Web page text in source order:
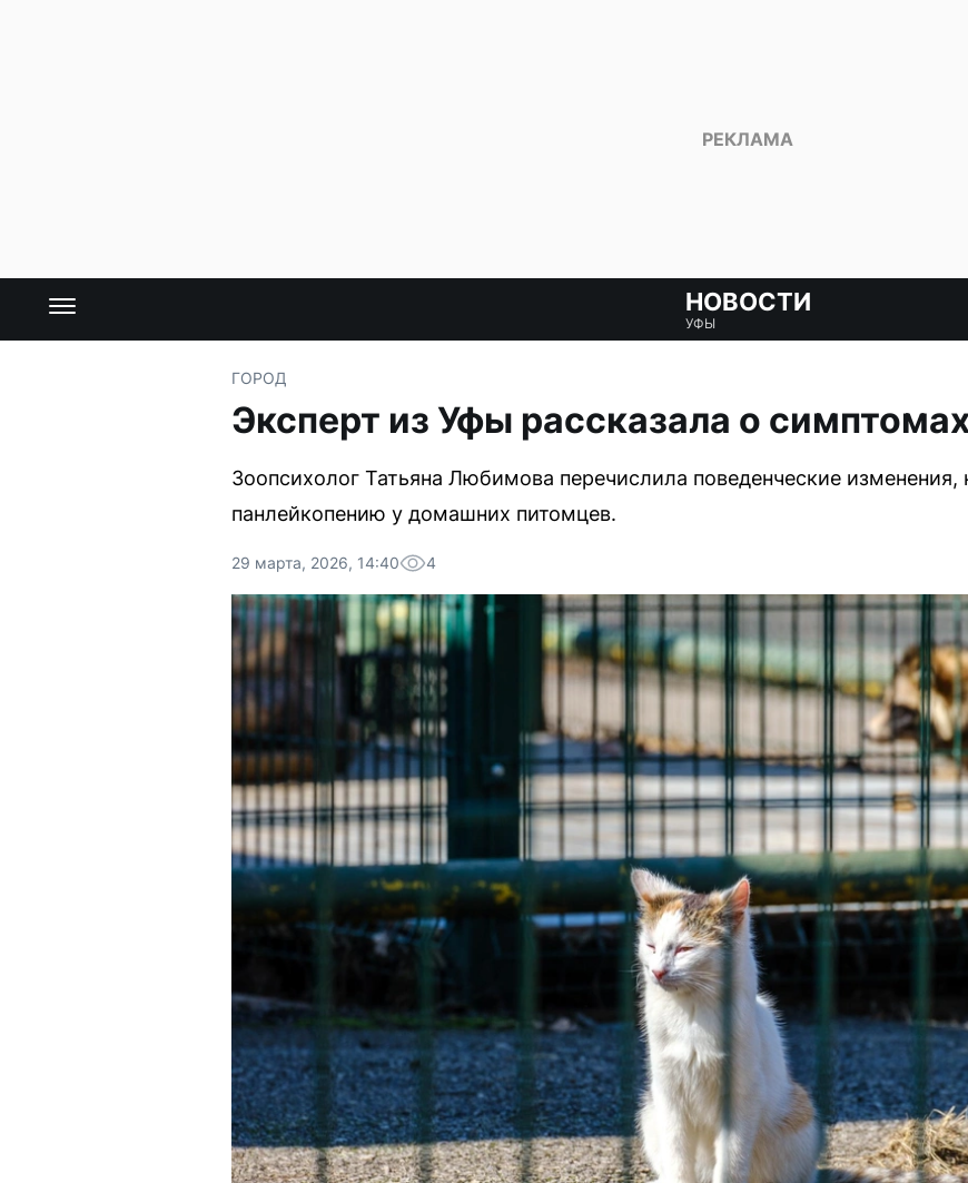
НОВОСТИ
УФЫ
ГОРОД
Эксперт из Уфы рассказала о
Зоопсихолог Татьяна Любимова перечислила поведенческие изменения,
панлейкопению у домашних питомцев.
29 марта, 2026, 14:40 4